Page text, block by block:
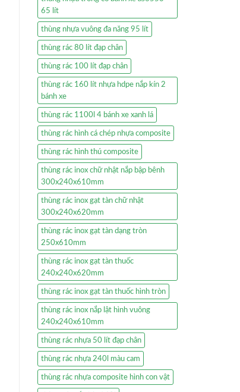
65 lít
thùng nhựa vuông đa năng 95 lít
thùng rác 80 lít đạp chân
thùng rác 100 lít đạp chân
thùng rác 160 lít nhựa hdpe nắp kín 2
bánh xe
thùng rác 1100l 4 bánh xe xanh lá
thùng rác hình cá chép nhựa composite
thùng rác hình thú composite
thùng rác inox chữ nhật nắp bập bênh
300x240x610mm
thùng rác inox gạt tàn chữ nhật
300x240x620mm
thùng rác inox gạt tàn dạng tròn
250x610mm
thùng rác inox gạt tàn thuốc
240x240x620mm
thùng rác inox gạt tàn thuốc hình tròn
thùng rác inox nắp lật hình vuông
240x240x610mm
thùng rác nhựa 50 lít đạp chân
thùng rác nhựa 240l màu cam
thùng rác nhựa composite hình con vật